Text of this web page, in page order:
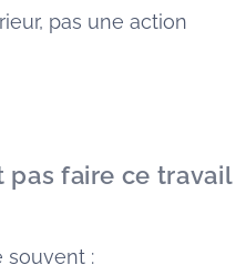
pas une action
pas faire ce travail
souvent :